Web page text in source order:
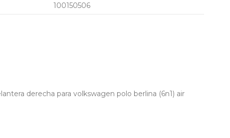
100150506
derecha para volkswagen polo berlina (6n1) air